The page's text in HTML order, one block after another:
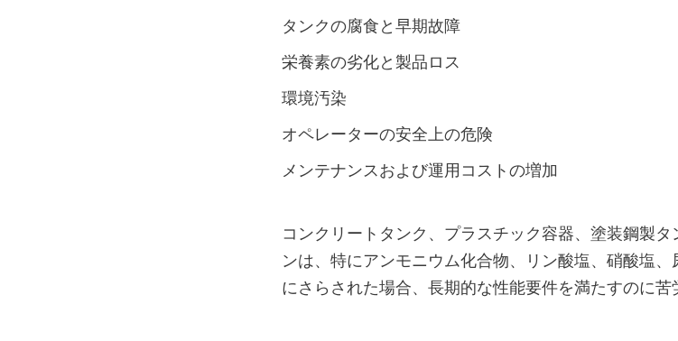
タンクの腐食と早期故障
栄養素の劣化と製品ロス
環境汚染
オペレーターの安全上の危険
メンテナンスおよび運用コストの増加
コンクリートタンク、プラスチック容器、塗装鋼製
ンは、特にアンモニウム化合物、リン酸塩、硝酸塩
にさらされた場合、長期的な性能要件を満たすのに苦